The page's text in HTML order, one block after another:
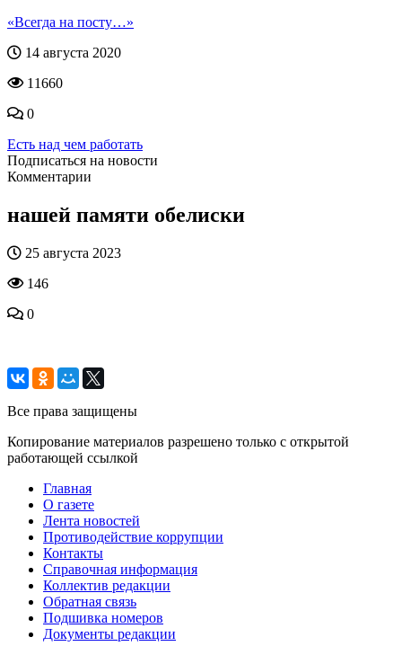
«Всегда на посту…»
14 августа 2020
11660
0
Есть над чем работать
Подписаться на новости
Комментарии
нашей памяти обелиски
25 августа 2023
146
0
Все права защищены
Копирование материалов разрешено только с открытой
работающей ссылкой
Главная
О газете
Лента новостей
Противодействие коррупции
Контакты
Справочная информация
Коллектив редакции
Обратная связь
Подшивка номеров
Документы редакции